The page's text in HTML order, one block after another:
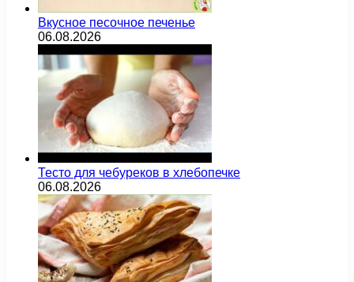
Вкусное песочное печенье
06.08.2026
Тесто для чебуреков в хлебопечке
06.08.2026